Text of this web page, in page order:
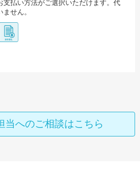
支払い方法がご選択いただけます。代
せん。
当へのご相談はこちら